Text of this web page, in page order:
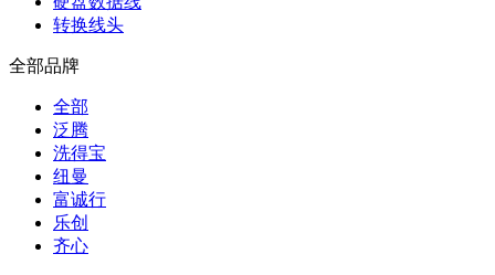
转换线头
全部品牌
全部
泛腾
洗得宝
纽曼
富诚行
乐创
齐心